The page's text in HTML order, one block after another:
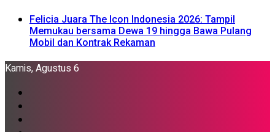
Felicia Juara The Icon Indonesia 2026: Tampil
Memukau bersama Dewa 19 hingga Bawa Pulang
Mobil dan Kontrak Rekaman
Kamis, Agustus 6